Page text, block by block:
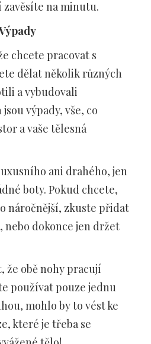
na minutu.
chcete pracovat s
dělat několik různých
a vybudovali
výpady, vše, co
a vaše tělesná
ani drahého, jen
boty. Pokud chcete,
náročnější, zkuste přidat
nebo dokonce jen držet
že obě nohy pracují
používat pouze jednu
mohlo by to vést ke
které je třeba se